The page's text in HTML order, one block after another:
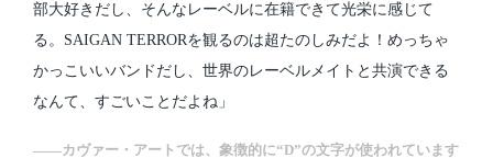
部大好きだし、そんなレーベルに在籍できて光栄に感じて
る。SAIGAN TERRORを観るのは超たのしみだよ！めっちゃ
かっこいいバンドだし、世界のレーベルメイトと共演できる
なんて、すごいことだよね」
――カヴァー・アートでは、象徴的に“D”の文字が使われています